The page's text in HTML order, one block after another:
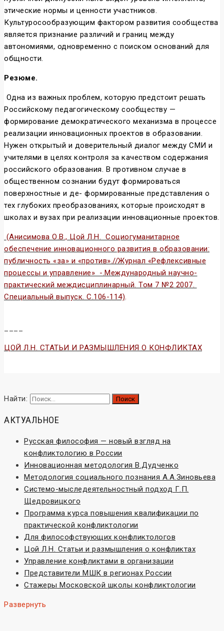
этические нормы и ценности участников.
Культуросообразующим фактором развития сообщества
является признание различий и границ между
автономиями, одновременно с поиском оснований для
общности.
Резюме.
Одна из важных проблем, которую предстоит решать
Российскому педагогическому сообществу —
формирование демократического механизма в процессе
реализации инновационных проектов в образовании.
Нужен открытый и доверительный диалог между СМИ и
учителями в целях контроля за качеством содержания
российского образования. В противном случае в
общественном сознании будут формироваться
поверхностные и де- формированные представления о
тех глубоких преобразованиях, которые происходят в
школах и вузах при реализации инновационные проектов.
(Анисимова О.В., Цой Л.Н. Социогуманитарное
обеспечение инновационного развития в образовании:
публичность «за» и «против».//Журнал «Рефлексивные
процессы и управление» -.Международный научно-
практический междисциплинарный. Том 7 №2 2007.
Специальный выпуск. С.106-114).
ЦОЙ Л.Н. СТАТЬИ И РАЗМЫШЛЕНИЯ О КОНФЛИКТАХ
Найти:
АКТУАЛЬНОЕ
Русская философия — новый взгляд на
конфликтологию в России
Инновационная методология В.Дудченко
Методология социального познания А.А.Зиновьева
Системо-мыследеятельностный подход Г.П.
Щедровицкого
Программа курса повышения квалификации по
практической конфликтологии
Для философствующих конфликтологов
Цой Л.Н. Статьи и размышления о конфликтах
Управление конфликтами в организации
Представители МШК в регионах России
Стажеры Московской школы конфликтологии
Развернуть